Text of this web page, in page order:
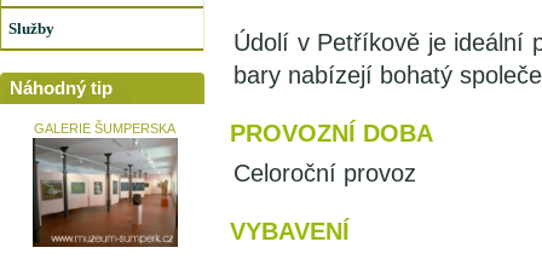
Služby
Náhodný tip
GALERIE ŠUMPERSKA
Údolí v Petříkově je ideální
bary nabízejí bohatý
PROVOZNÍ DOBA
Celoroční provoz
VYBAVENÍ